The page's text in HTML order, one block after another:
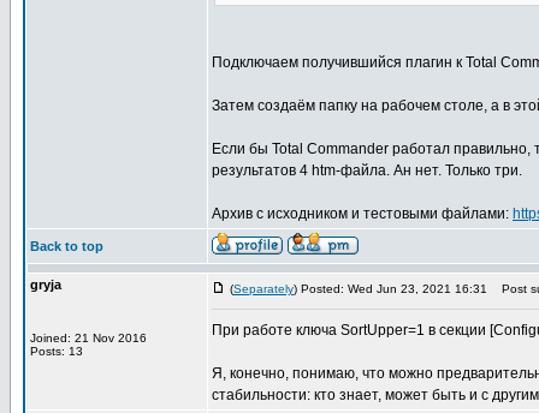
Подключаем получившийся плагин к Total
Затем создаём папку на рабочем столе, а в
Если бы Total Commander работал правильно,
результатов 4 htm-файла. Ан нет. Только три.
Архив с исходником и тестовыми файлами:
Back to top
gryja
Joined: 21 Nov 2016
Posts: 13
(Separately) Posted: Wed Jun 23, 2021 16:31 Post
При работе ключа SortUpper=1 в секции
Я, конечно, понимаю, что можно
стабильности: кто знает, может быть и с